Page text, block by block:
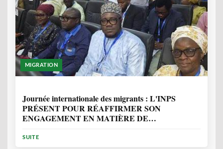
MIGRATION
Journée internationale des migrants : L'INPS
PRÉSENT POUR RÉAFFIRMER SON
ENGAGEMENT EN MATIÈRE DE
SUITE